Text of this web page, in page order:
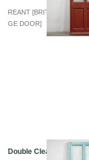
REANT [BRITISH VINTA
GE DOOR]
Double Clear Glass